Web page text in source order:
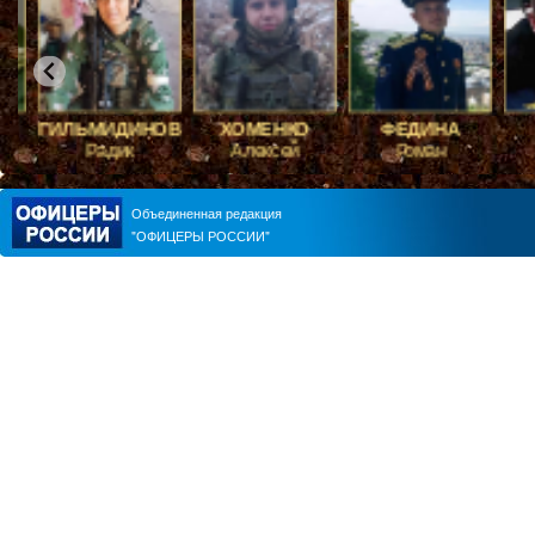
ЮРИЙ ЧМУТИН
ГИЛЬМИДИНОВ
Радик
ХОМЕНКО
Алексей
ФЕДИНА
Роман
Объединенная редакция
"ОФИЦЕРЫ РОССИИ"